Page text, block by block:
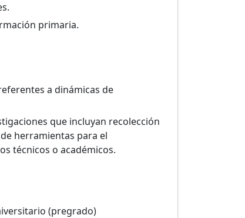
primaria.
a dinámicas de
que incluyan recolección
herramientas para el
técnicos o académicos.
(pregrado)